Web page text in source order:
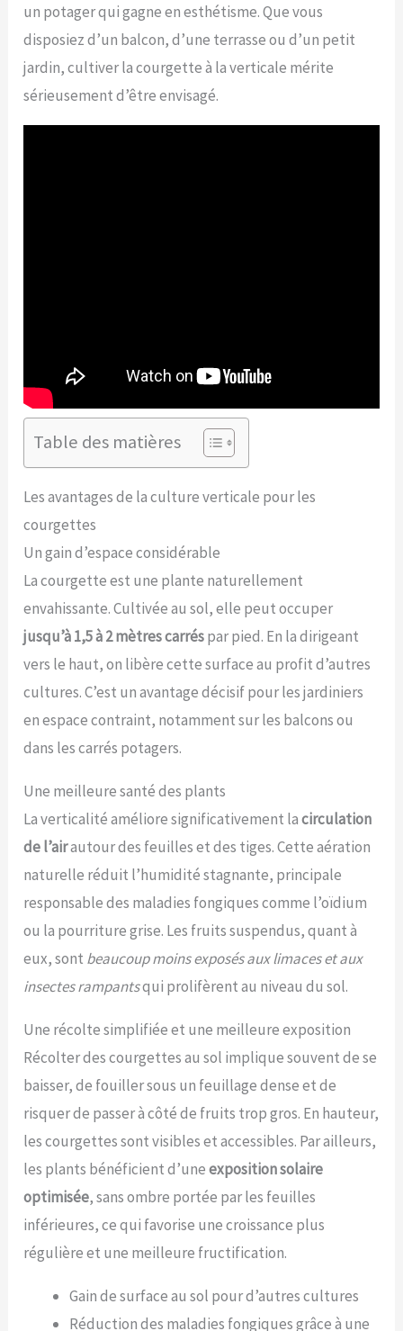
un potager qui gagne en esthétisme. Que vous
disposiez d’un balcon, d’une terrasse ou d’un petit
jardin, cultiver la courgette à la verticale mérite
sérieusement d’être envisagé.
Table des matières
Les avantages de la culture verticale pour les
courgettes
Un gain d’espace considérable
La courgette est une plante naturellement
envahissante. Cultivée au sol, elle peut occuper
jusqu’à 1,5 à 2 mètres carréspar pied. En la dirigeant
vers le haut, on libère cette surface au profit d’autres
cultures. C’est un avantage décisif pour les jardiniers
en espace contraint, notamment sur les balcons ou
dans les carrés potagers.
Une meilleure santé des plants
La verticalité améliore significativement lacirculation
de l’airautour des feuilles et des tiges. Cette aération
naturelle réduit l’humidité stagnante, principale
responsable des maladies fongiques comme l’oïdium
ou la pourriture grise. Les fruits suspendus, quant à
eux, sont beaucoup moins exposés aux limaces et aux
insectes rampantsqui prolifèrent au niveau du sol.
Une récolte simplifiée et une meilleure exposition
Récolter des courgettes au sol implique souvent de se
baisser, de fouiller sous un feuillage dense et de
risquer de passer à côté de fruits trop gros. En hauteur,
les courgettes sont visibles et accessibles. Par ailleurs,
les plants bénéficient d’uneexposition solaire
optimisée, sans ombre portée par les feuilles
inférieures, ce qui favorise une croissance plus
régulière et une meilleure fructification.
Gain de surface au sol pour d’autres cultures
Réduction des maladies fongiques grâce à une